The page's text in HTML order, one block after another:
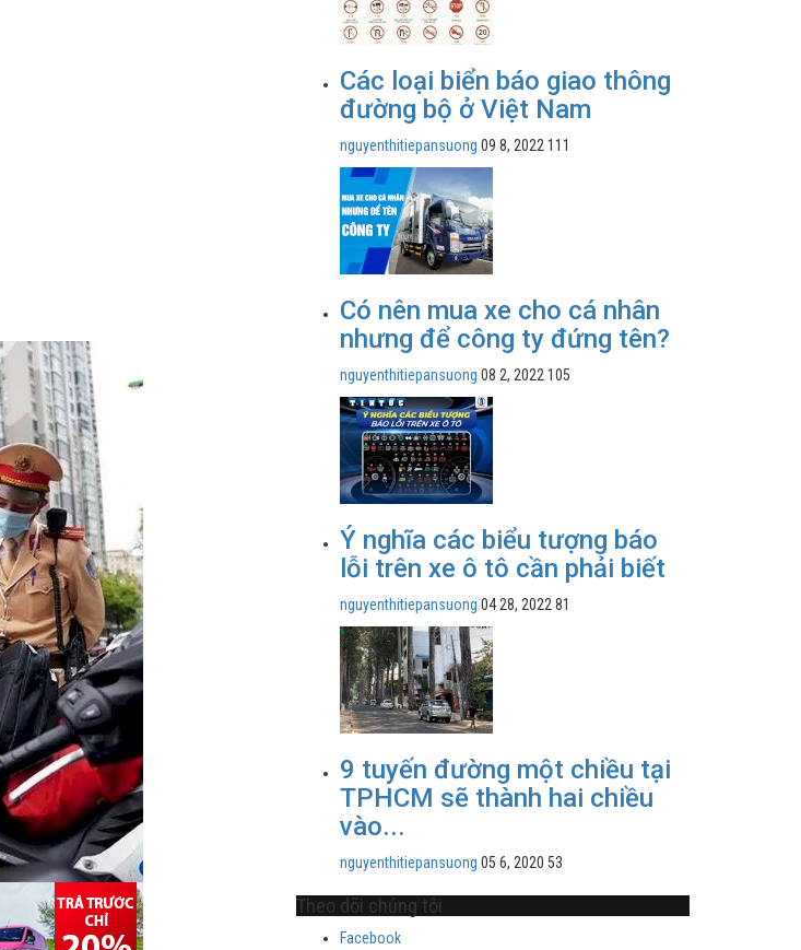
Các loại biển báo giao thông
đường bộ ở Việt Nam
nguyenthitiepansuong 09 8, 2022 111
Có nên mua xe cho cá nhân
nhưng để công ty đứng tên?
nguyenthitiepansuong 08 2, 2022 105
Ý nghĩa các biểu tượng báo
lỗi trên xe ô tô cần phải biết
nguyenthitiepansuong 04 28, 2022 81
9 tuyến đường một chiều tại
TPHCM sẽ thành hai chiều
vào...
nguyenthitiepansuong 05 6, 2020 53
Theo dõi chúng tôi
Facebook